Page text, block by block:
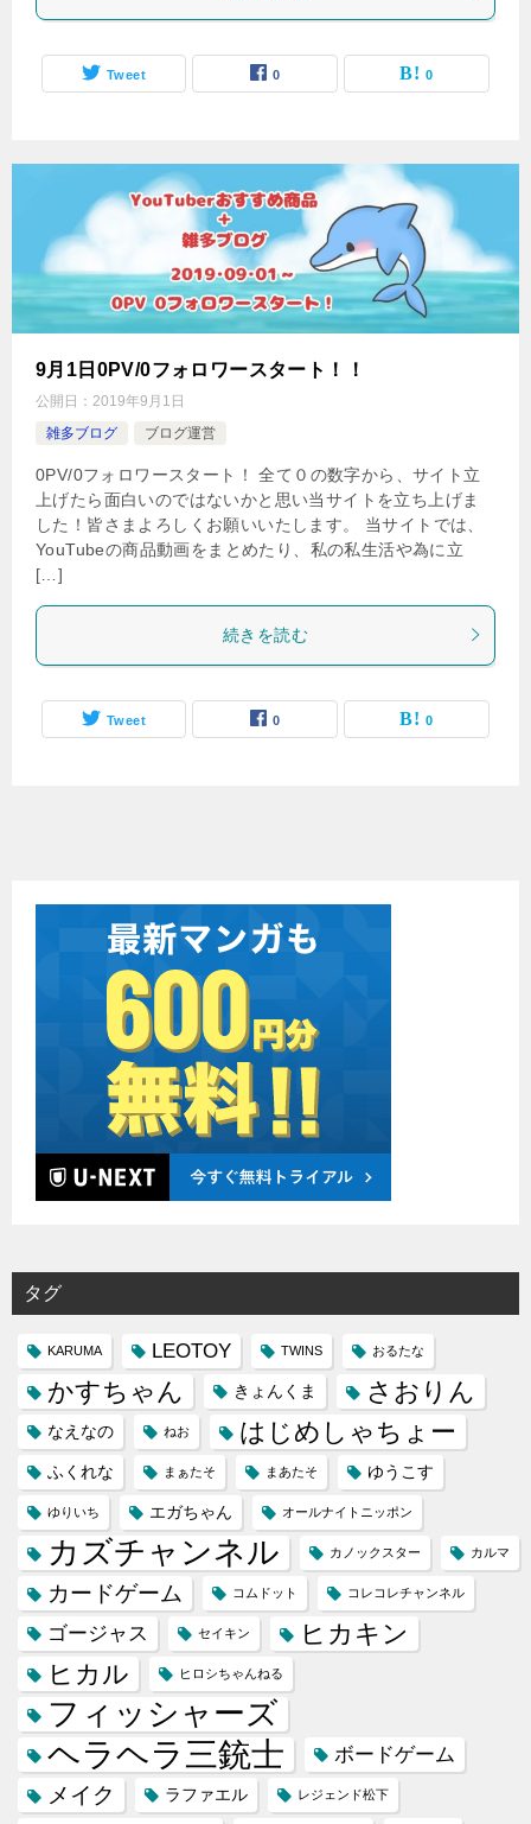
Tweet 0 0
9月1日0PV/0フォロワースタート！！
公開日： 2019年9月1日
雑多ブログ
ブログ運営
0PV/0フォロワースタート！ 全て０の数字から、サイト立
上げたら面白いのではないかと思い当サイトを立ち上げま
した！皆さまよろしくお願いいたします。 当サイトでは、
YouTubeの商品動画をまとめたり、私の私生活や為に立
[…]
続きを読む
Tweet 0 0
タグ
KARUMA LEOTOY TWINS おるたな
かすちゃん きょんくま さおりん
なえなの ねお はじめしゃちょー
ふくれな まぁたそ まあたそ ゆうこす
ゆりいち エガちゃん オールナイトニッポン
カズチャンネル カノックスター カルマ
カードゲーム コムドット コレコレチャンネル
ゴージャス セイキン
ヒカキン
ヒカル
ヒロシちゃんねる
フィッシャーズ
ヘラヘラ三銃士 ボードゲーム
メイク ラファエル レジェンド松下